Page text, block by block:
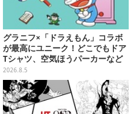
グラニフ×「ドラえもん」コラボ
が最高にユニーク！どこでもドア
Tシャツ、空気ほうパーカーなど
豊富なデザイン
2026.8.5